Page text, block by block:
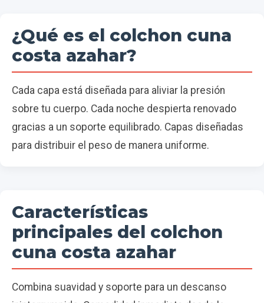
¿Qué es el colchon cuna
costa azahar?
Cada capa está diseñada para aliviar la presión
sobre tu cuerpo. Cada noche despierta renovado
gracias a un soporte equilibrado. Capas diseñadas
para distribuir el peso de manera uniforme.
Características
principales del colchon
cuna costa azahar
Combina suavidad y soporte para un descanso